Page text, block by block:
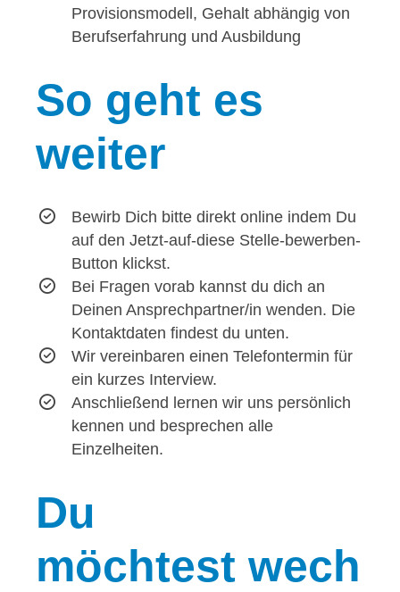
Provisionsmodell, Gehalt abhängig von
Berufserfahrung und Ausbildung
So geht es
weiter
Bewirb Dich bitte direkt online indem Du
auf den Jetzt-auf-diese Stelle-bewerben-
Button klickst.
Bei Fragen vorab kannst du dich an
Deinen Ansprechpartner/in wenden. Die
Kontaktdaten findest du unten.
Wir vereinbaren einen Telefontermin für
ein kurzes Interview.
Anschließend lernen wir uns persönlich
kennen und besprechen alle
Einzelheiten.
Du
möchtest wech